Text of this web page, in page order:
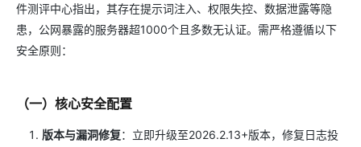
件测评中心指出，其存在提示词注入、权限失控、数据泄露等隐
患，公网暴露的服务器超1000个且多数无认证。需严格遵循以下
安全原则：
（一）核心安全配置
版本与漏洞修复：立即升级至2026.2.13+版本，修复日志投